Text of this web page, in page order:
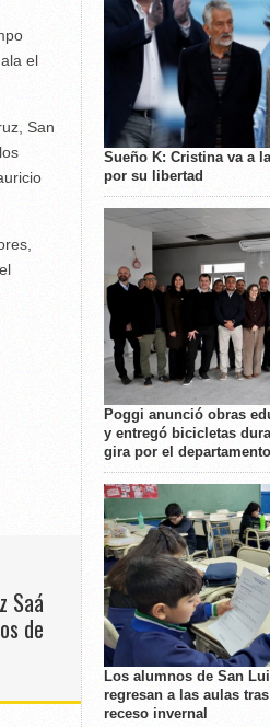
el
San
Saá
de
Sueño K: Cristina va a
por su libertad
Poggi anunció obras
y entregó bicicletas
gira por el
Los alumnos de San
regresan a las aulas tras
receso invernal